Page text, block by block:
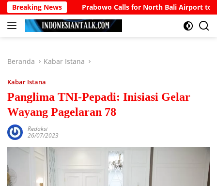
Langsung
ke
konten
Breaking NewsPrabowo Calls for North Bali Airport to
Beranda Kabar Istana
Kabar Istana
Panglima TNI-Pepadi: Inisiasi Gelar
Wayang Pagelaran 78
Redaksi
26/07/2023